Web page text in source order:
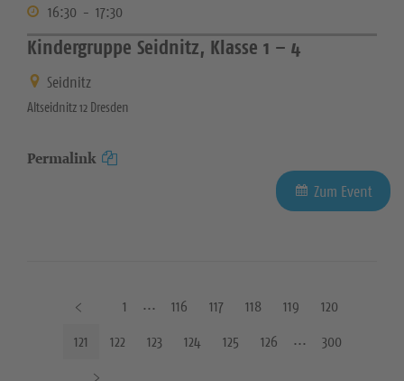
16:30 - 17:30
Kindergruppe Seidnitz, Klasse 1 – 4
Seidnitz
Altseidnitz 12 Dresden
Permalink
Zum Event
1 116 117 118 119
120
121
122 123 124 125 126
300
N